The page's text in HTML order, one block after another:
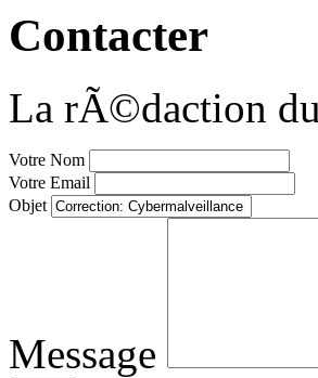
Contacter
La rÃ©daction
Votre Nom
Votre Email
Objet
Message